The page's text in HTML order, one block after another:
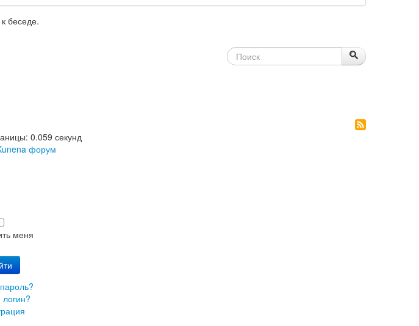
беседе.
0.059 секунд
форум
меня